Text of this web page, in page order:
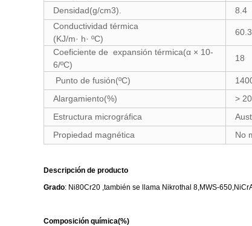
Densidad(g/cm3). 8.4
Conductividad térmica
(KJ/m· h· ºC)
60.3
Coeficiente de expansión térmica(α × 10-
6/ºC)
18
Punto de fusión(ºC)
Alargamiento(%)
> 20
Estructura micrográfica
Propiedad magnética
No
Descripción de producto
Grado: Ni80Cr20 ,también se llama Nikrothal 8,MWS-
Composición química(%)